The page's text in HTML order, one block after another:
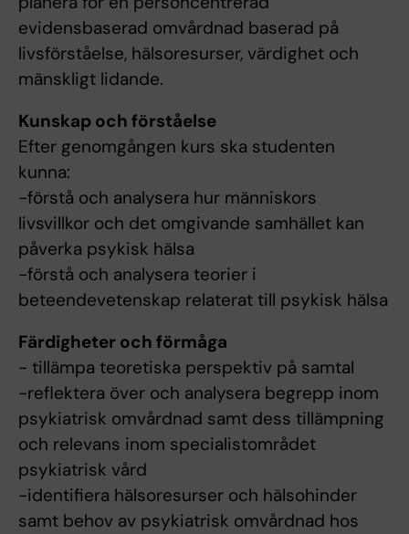
evidensbaserad omvårdnad baserad på
livsförståelse, hälsoresurser, värdighet och
mänskligt lidande.
Kunskap och förståelse
Efter genomgången kurs ska studenten
kunna:
-förstå och analysera hur människors
livsvillkor och det omgivande samhället kan
påverka psykisk hälsa
-förstå och analysera teorier i
beteendevetenskap relaterat till psykisk hälsa
Färdigheter och förmåga
- tillämpa teoretiska perspektiv på samtal
-reflektera över och analysera begrepp inom
psykiatrisk omvårdnad samt dess tillämpning
och relevans inom specialistområdet
psykiatrisk vård
-identifiera hälsoresurser och hälsohinder
samt behov av psykiatrisk omvårdnad hos